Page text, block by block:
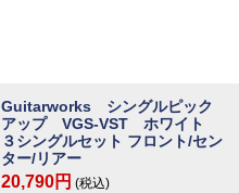
Guitarworks シングルピック
アップ VGS-VST ホワイト
３シングルセット フロント/セン
ター/リアー
20,790円 (税込)